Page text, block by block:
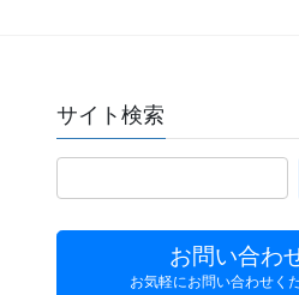
サイト検索
お問い合わ
お気軽にお問い合わせく